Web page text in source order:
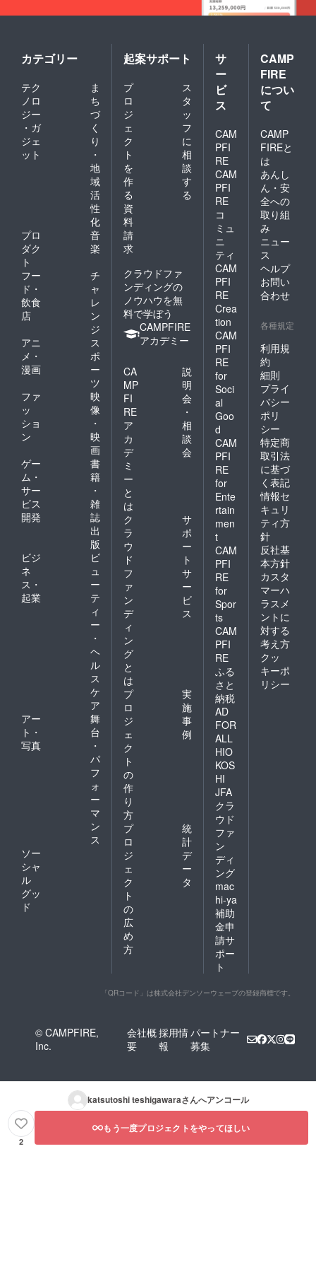
カテゴリー
テク
ノロ
ジー
・ガ
ジェ
ット
ま
ち
づ
く
り
・
地
域
活
性
化
プロ
ダク
ト
音
楽
フー
ド・
飲食
店
チ
ャ
レ
ン
ジ
アニ
メ・
漫画
ス
ポ
ー
ツ
ファ
ッ
ショ
ン
映
像
・
映
画
ゲー
ム・
サー
ビス
開発
書
籍
・
雑
誌
出
版
ビジ
ネ
ス・
起業
ビ
ュ
ー
テ
ィ
ー
・
ヘ
ル
ス
ケ
ア
アー
ト・
写真
舞
台
・
パ
フ
ォ
ー
マ
ン
ス
ソー
シャ
ル
グッ
ド
起案サポート
プ
ロ
ジ
ェ
ク
ト
を
作
る
ス
タ
ッ
フ
に
相
談
す
る
資
料
請
求
クラウドファ
ンディングの
ノウハウを無
料で学ぼう
CAMPFIRE
アカデミー
CA
MP
FI
RE
ア
カ
デ
ミ
ー
と
は
説
明
会
・
相
談
会
ク
ラ
ウ
ド
フ
ァ
ン
デ
ィ
ン
グ
と
は
サ
ポ
ー
ト
サ
ー
ビ
ス
プ
ロ
ジ
ェ
ク
ト
の
作
り
方
実
施
事
例
プ
ロ
ジ
ェ
ク
ト
の
広
め
方
統
計
デ
ー
タ
サ
ー
ビ
ス
CAM
PFI
RE
CAM
PFI
RE
コ
ミュ
ニ
ティ
CAM
PFI
RE
Crea
tion
CAM
PFI
RE
for
Soci
al
Goo
d
CAM
PFI
RE
for
Ente
rtain
men
t
CAM
PFI
RE
for
Spor
ts
CAM
PFI
RE
ふる
さと
納税
AD
FOR
ALL
HIO
KOS
HI
JFA
クラ
ウド
ファ
ン
ディ
ング
mac
hi-ya
補助
金申
請サ
ポー
ト
CAMP
FIRE
につい
て
CAMP
FIREと
は
あんし
ん・安
全への
取り組
み
ニュー
ス
ヘルプ
お問い
合わせ
各種規定
利用規
約
細則
プライ
バシー
ポリ
シー
特定商
取引法
に基づ
く表記
情報セ
キュリ
ティ方
針
反社基
本方針
カスタ
マーハ
ラスメ
ントに
対する
考え方
クッ
キーポ
リシー
「QRコード」は株式会社デンソーウェーブの登録商標です。
© CAMPFIRE,
Inc.
会社概
要
採用情
報
パートナー
募集
katsutoshi teshigawaraさんへアンコール
2
もう一度プロジェクトをやってほしい